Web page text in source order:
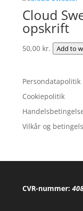
Cloud
opskrift
50,00 kr. Add to
Persondatapolitik
Cookiepolitik
Vilkår og
CVR-nummer: